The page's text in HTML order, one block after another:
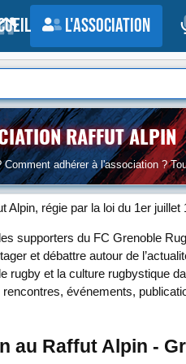
L'association
RAFFUT ALPIN
Comment adhérer à l'association ?
Alpin, régie par la loi du 1er
supporters du FC Grenoble
et débattre autour de
rugby et la culture rugbystique
rencontres, événements,
au Raffut Alpin -